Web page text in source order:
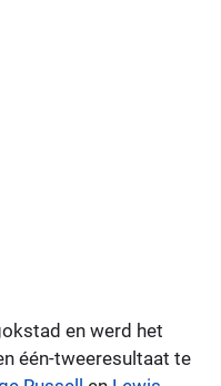
en werd het
één-tweeresultaat te